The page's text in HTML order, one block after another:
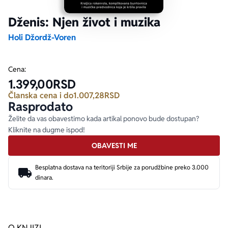
Dženis: Njen život i muzika
Holi Džordž-Voren
Cena:
1.399,00RSD
Članska cena i do1.007,28RSD
Rasprodato
Želite da vas obavestimo kada artikal ponovo bude dostupan?
Kliknite na dugme ispod!
OBAVESTI ME
Besplatna dostava na teritoriji Srbije za porudžbine preko 3.000
dinara.
Ekranizovane knjige
E-knjige
Autori
Poezija
Biografija
Bojan Ljubenović
Milica Jakovljević Mir-Jam
Peter Handke
Elif Šafak